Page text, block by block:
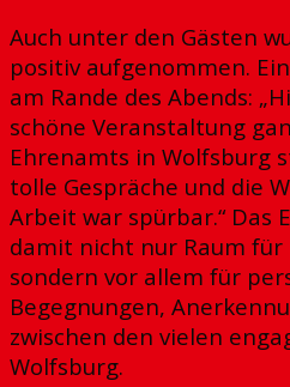
Auch unter den Gästen
positiv aufgenommen.
am Rande des Abends:
schöne Veranstaltung
Ehrenamts in Wolfsburg
tolle Gespräche und die
Arbeit war spürbar.“ Das
damit nicht nur Raum für
sondern vor allem für
Begegnungen,
zwischen den vielen
Wolfsburg.